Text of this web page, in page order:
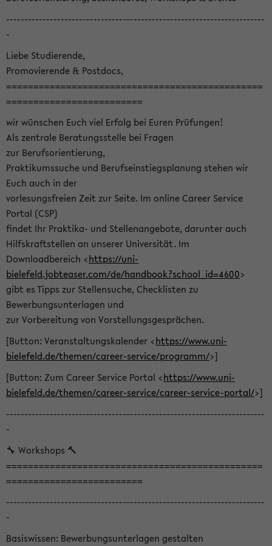
-----------------------------------------------------------------------
-
Liebe Studierende,
Promovierende & Postdocs,
===============================================
=========================
wir wünschen Euch viel Erfolg bei Euren Prüfungen!
Als zentrale Beratungsstelle bei Fragen
zur Berufsorientierung,
Praktikumssuche und Berufseinstiegsplanung stehen wir
Euch auch in der
vorlesungsfreien Zeit zur Seite. Im online Career Service
Portal (CSP)
findet Ihr Praktika- und Stellenangebote, darunter auch
Hilfskraftstellen an unserer Universität. Im
Downloadbereich <https://uni-
bielefeld.jobteaser.com/de/handbook?school_id=4600>
gibt es Tipps zur Stellensuche, Checklisten zu
Bewerbungsunterlagen und
zur Vorbereitung von Vorstellungsgesprächen.
[Button: Veranstaltungskalender <https://www.uni-
bielefeld.de/themen/career-service/programm/>]
[Button: Zum Career Service Portal <https://www.uni-
bielefeld.de/themen/career-service/career-service-portal/>]
-----------------------------------------------------------------------
-
🔧 Workshops 🔨
===============================================
=========================
-----------------------------------------------------------------------
-
Basiswissen: Bewerbungsunterlagen gestalten